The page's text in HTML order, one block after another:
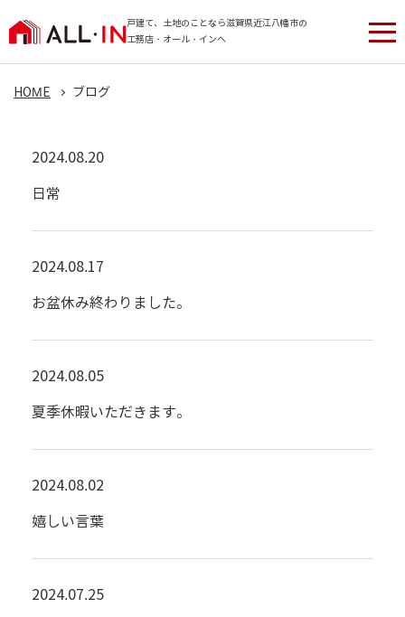
戸建て、土地のことなら滋賀県近江八幡市の
工務店・オール・インへ
HOME ブログ
2024.08.20
日常
2024.08.17
お盆休み終わりました。
2024.08.05
夏季休暇いただきます。
2024.08.02
嬉しい言葉
2024.07.25